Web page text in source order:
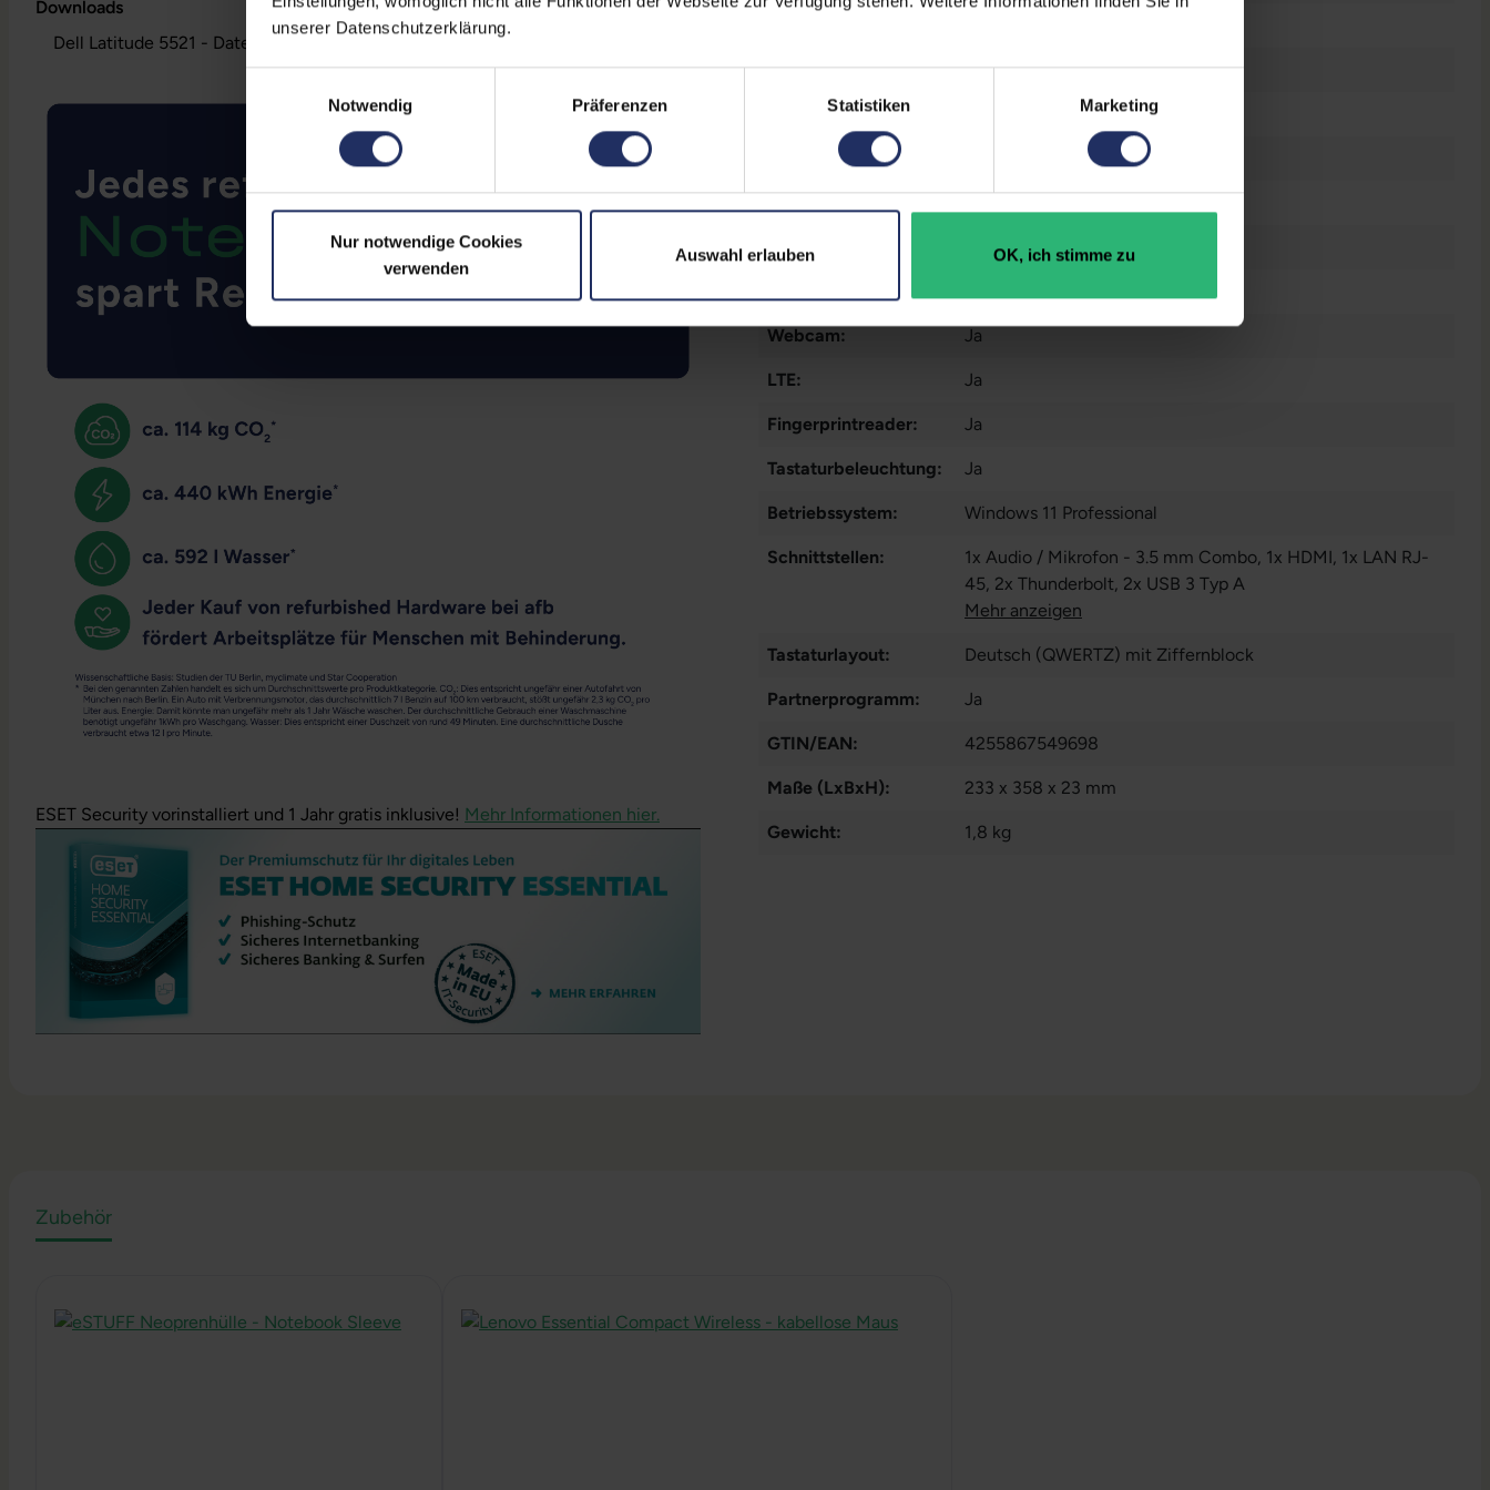
unserer Datenschutzerklärung.
Notwendig
Präferenzen Statistiken Marketing
Nur notwendige Cookies
verwenden
Auswahl erlauben OK, ich stimme zu
Downloads
Dell Latitude 5521 - Datenblatt (pdf)
ESET Security vorinstalliert und 1 Jahr gratis inklusive! Mehr Informationen hier.
CPU Generation: 11
Prozessorkerne:
Datenspeicher:
Grafikkarte: GeForce MX450
Webcam: Ja
LTE: Ja
Fingerprintreader: Ja
Tastaturbeleuchtung: Ja
Betriebssystem: Windows 11 Professional
Schnittstellen: 1x Audio / Mikrofon - 3.5 mm Combo, 1x HDMI, 1x LAN RJ-
45, 2x Thunderbolt, 2x USB 3 Typ A
Mehr anzeigen
Tastaturlayout: Deutsch (QWERTZ) mit Ziffernblock
Partnerprogramm: Ja
GTIN/EAN: 4255867549698
Maße (LxBxH): 233 x 358 x 23 mm
Gewicht: 1,8 kg
Zubehör